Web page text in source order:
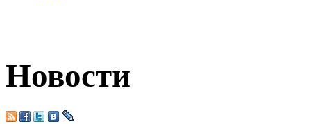
Новости